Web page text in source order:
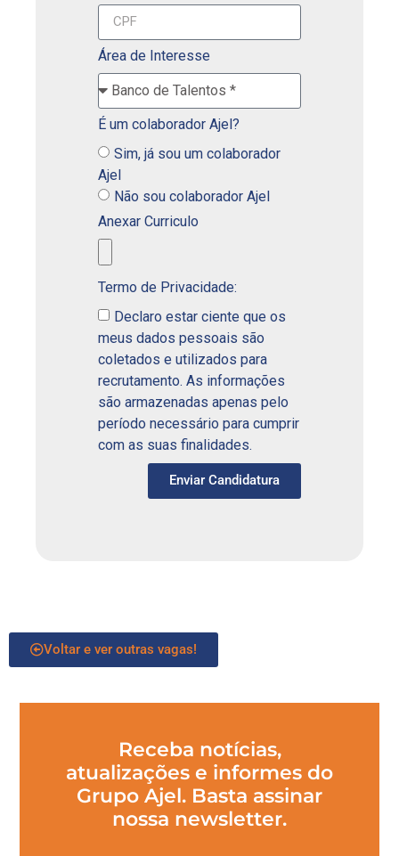
Área de Interesse
É um colaborador Ajel?
Sim, já sou um colaborador
Ajel
Não sou colaborador Ajel
Anexar Curriculo
Termo de Privacidade:
Declaro estar ciente que os
meus dados pessoais são
coletados e utilizados para
recrutamento. As informações
são armazenadas apenas pelo
período necessário para cumprir
com as suas finalidades.
Enviar Candidatura
Voltar e ver outras vagas!
Receba notícias,
atualizações e informes do
Grupo Ajel. Basta assinar
nossa newsletter.